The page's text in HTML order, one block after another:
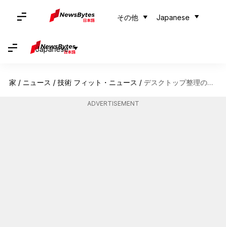
その他 Japanese
Japanese
家 / ニュース / 技術 フィット・ニュース / デスクトップ整理の秘訣
ADVERTISEMENT